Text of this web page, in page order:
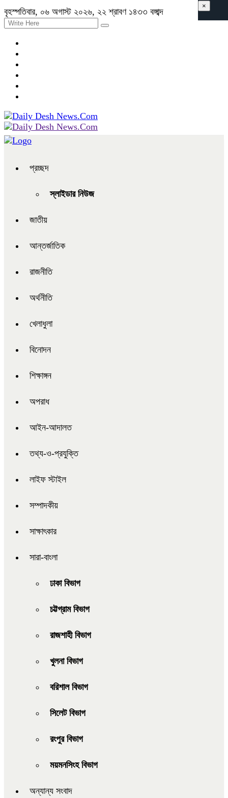
বৃহস্পতিবার, ০৬ অগাস্ট ২০২৬, ২২ শ্রাবণ ১৪৩৩ বঙ্গাব্দ
প্রচ্ছদ
স্লাইডার নিউজ
জাতীয়
আন্তর্জাতিক
রাজনীতি
অর্থনীতি
খেলাধুলা
বিনোদন
শিক্ষাঙ্গন
অপরাধ
আইন-আদালত
তথ্য-ও-প্রযুক্তি
লাইফ স্টাইল
সম্পাদকীয়
সাক্ষাৎকার
সারা-বাংলা
ঢাকা বিভাগ
চট্টগ্রাম বিভাগ
রাজশাহী বিভাগ
খুলনা বিভাগ
বরিশাল বিভাগ
সিলেট বিভাগ
রংপুর বিভাগ
ময়মনসিংহ বিভাগ
অন্যান্য সংবাদ
×